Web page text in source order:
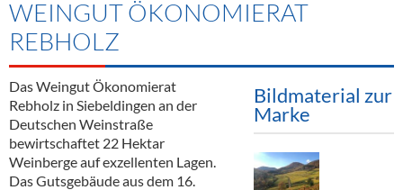
Unser Liefergebiet
Kontakt
Angebote Gastronomie & Großhandel
Gastronomie
Großhandel
"DroughtMaster"
Neuigkeiten
Termine
MARKEN & PRODUKTE
Sirup
Spirituosen
Bier
Kommisionskauf & Lieferbedingungen
Fremddienstleistungen
WEINGUT ÖKONOMIERAT
REBHOLZ
Das Weingut Ökonomierat
Rebholz in Siebeldingen an der
Deutschen Weinstraße
bewirtschaftet 22 Hektar
Weinberge auf exzellenten Lagen.
Das Gutsgebäude aus dem 16.
Bildmaterial zur
Marke